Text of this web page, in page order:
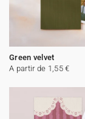
Green velvet
A partir de 1,55 €